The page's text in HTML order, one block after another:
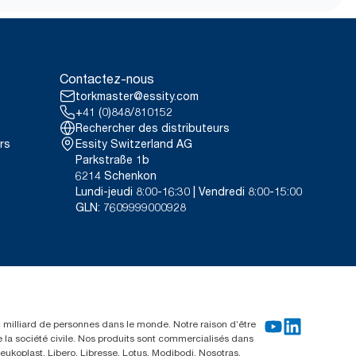
Contactez-nous
torkmaster@essity.com
+41 (0)848/810152
Rechercher des distributeurs
Essity Switzerland AG
Parkstraße 1b
6214 Schenkon
Lundi-jeudi 8:00-16:30 | Vendredi 8:00-15:00
GLN: 7609999000928
de personnes dans le monde. Notre raison d’être
société civile. Nos produits sont commercialisés dans
Libero, Libresse, Lotus, Modibodi, Nosotras,